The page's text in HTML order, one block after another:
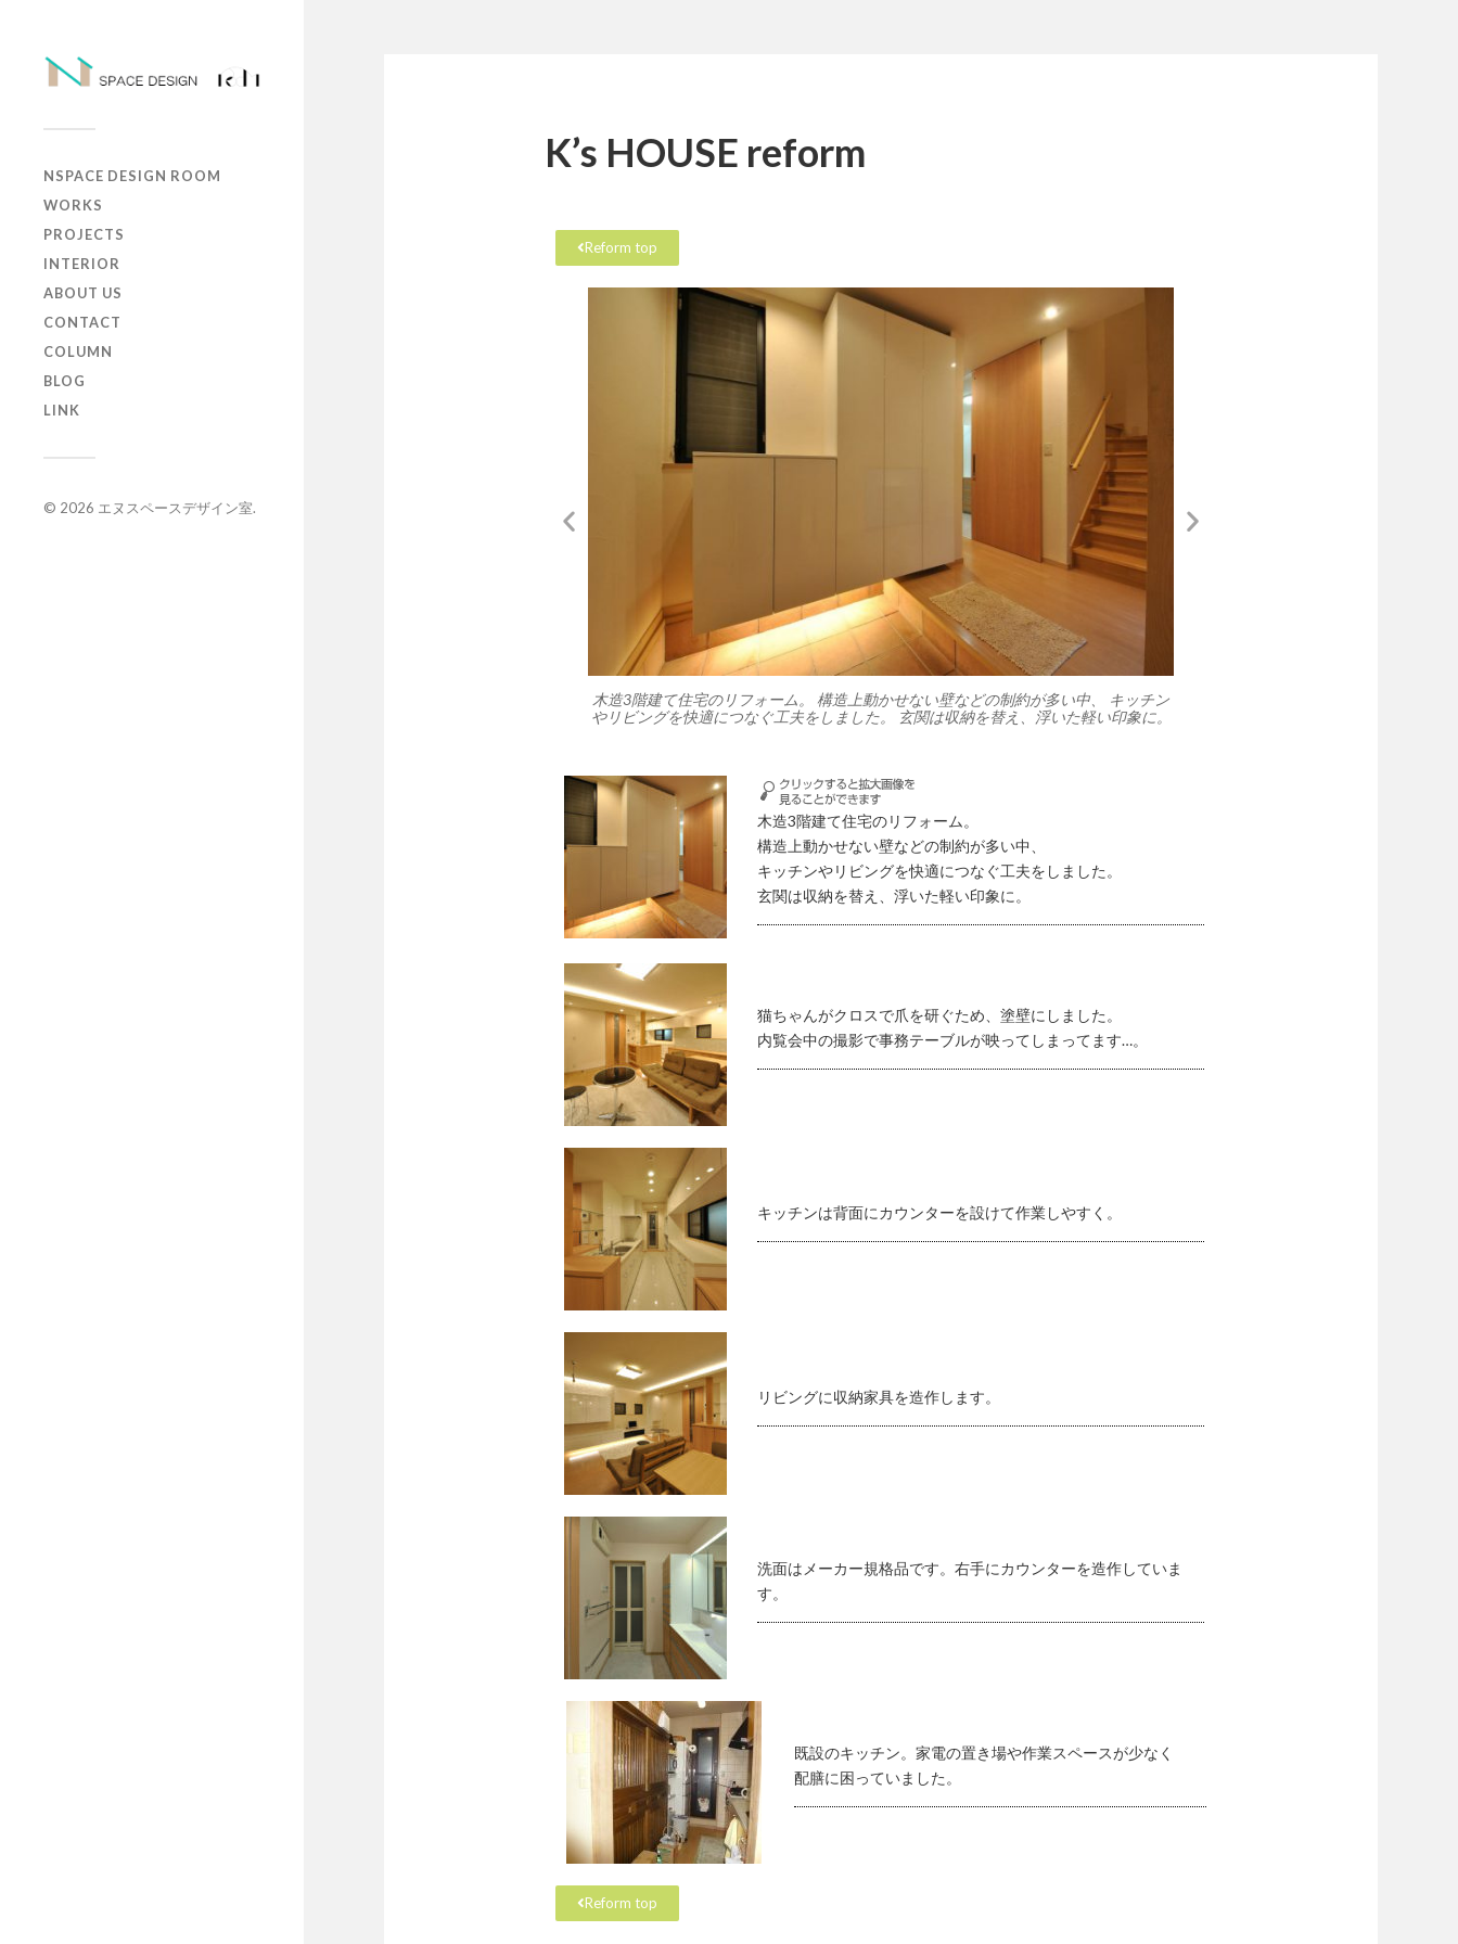
NSPACE DESIGN ROOM
WORKS
PROJECTS
INTERIOR
ABOUT US
CONTACT
COLUMN
BLOG
LINK
© 2026 エヌスペースデザイン室.
K’s HOUSE reform
Reform top
木造3階建て住宅のリフォーム。 構造上動かせない壁などの制約が多い中、 キッチン
やリビングを快適につなぐ工夫をしました。 玄関は収納を替え、浮いた軽い印象に。
木造3階建て住宅のリフォーム。
構造上動かせない壁などの制約が多い中、
キッチンやリビングを快適につなぐ工夫をしました。
玄関は収納を替え、浮いた軽い印象に。
猫ちゃんがクロスで爪を研ぐため、塗壁にしました。
内覧会中の撮影で事務テーブルが映ってしまってます…。
キッチンは背面にカウンターを設けて作業しやすく。
リビングに収納家具を造作します。
洗面はメーカー規格品です。右手にカウンターを造作していま
す。
既設のキッチン。家電の置き場や作業スペースが少なく
配膳に困っていました。
Reform top